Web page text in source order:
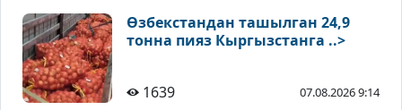
Өзбекстандан ташылган 24,9
тонна пияз Кыргызстанга ..>
1639 07.08.2026 9:14